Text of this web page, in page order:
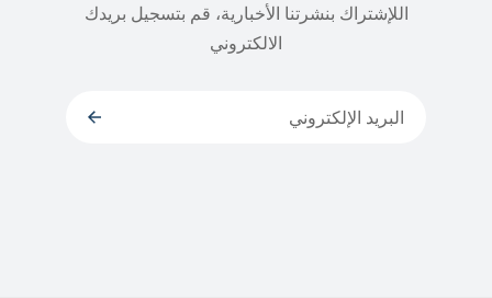
اللإشتراك بنشرتنا الأخبارية، قم بتسجيل بريدك
الالكتروني